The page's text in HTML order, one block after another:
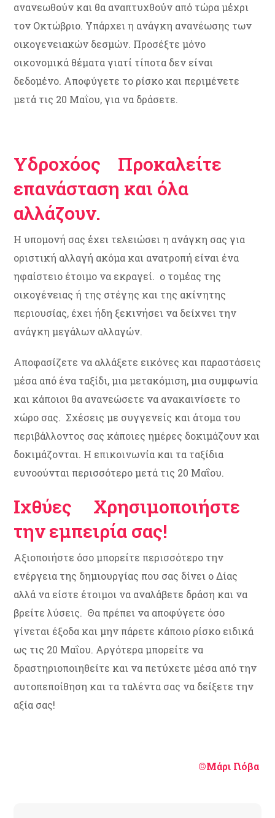
ανανεωθούν και θα αναπτυχθούν από τώρα μέχρι
τον Οκτώβριο. Υπάρχει η ανάγκη ανανέωσης των
οικογενειακών δεσμών. Προσέξτε μόνο
οικονομικά θέματα γιατί τίποτα δεν είναι
δεδομένο. Αποφύγετε το ρίσκο και περιμένετε
μετά τις 20 Μαΐου, για να δράσετε.
Υδροχόος Προκαλείτε
επανάσταση και όλα
αλλάζουν.
Η υπομονή σας έχει τελειώσει η ανάγκη σας για
οριστική αλλαγή ακόμα και ανατροπή είναι ένα
ηφαίστειο έτοιμο να εκραγεί. ο τομέας της
οικογένειας ή της στέγης και της ακίνητης
περιουσίας, έχει ήδη ξεκινήσει να δείχνει την
ανάγκη μεγάλων αλλαγών.
Αποφασίζετε να αλλάξετε εικόνες και παραστάσεις
μέσα από ένα ταξίδι, μια μετακόμιση, μια συμφωνία
και κάποιοι θα ανανεώσετε να ανακαινίσετε το
χώρο σας. Σχέσεις με συγγενείς και άτομα του
περιβάλλοντος σας κάποιες ημέρες δοκιμάζουν και
δοκιμάζονται. Η επικοινωνία και τα ταξίδια
ευνοούνται περισσότερο μετά τις 20 Μαΐου.
Ιχθύες Χρησιμοποιήστε
την εμπειρία σας!
Αξιοποιήστε όσο μπορείτε περισσότερο την
ενέργεια της δημιουργίας που σας δίνει ο Δίας
αλλά να είστε έτοιμοι να αναλάβετε δράση και να
βρείτε λύσεις. Θα πρέπει να αποφύγετε όσο
γίνεται έξοδα και μην πάρετε κάποιο ρίσκο ειδικά
ως τις 20 Μαΐου. Αργότερα μπορείτε να
δραστηριοποιηθείτε και να πετύχετε μέσα από την
αυτοπεποίθηση και τα ταλέντα σας να δείξετε την
αξία σας!
©Μάρι Γιόβα